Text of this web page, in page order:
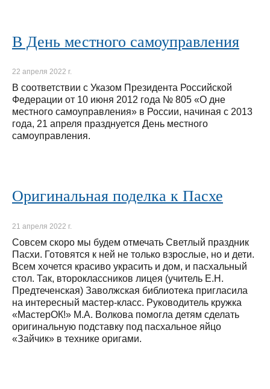
В День местного самоуправления
22 апреля 2022 г.
В соответствии с Указом Президента Российской
Федерации от 10 июня 2012 года № 805 «О дне
местного самоуправления» в России, начиная с 2013
года, 21 апреля празднуется День местного
самоуправления.
Оригинальная поделка к Пасхе
21 апреля 2022 г.
Совсем скоро мы будем отмечать Светлый праздник
Пасхи. Готовятся к ней не только взрослые, но и дети.
Всем хочется красиво украсить и дом, и пасхальный
стол. Так, второклассников лицея (учитель Е.Н.
Предтеченская) Заволжская библиотека пригласила
на интересный мастер-класс. Руководитель кружка
«МастерОК!» М.А. Волкова помогла детям сделать
оригинальную подставку под пасхальное яйцо
«Зайчик» в технике оригами.